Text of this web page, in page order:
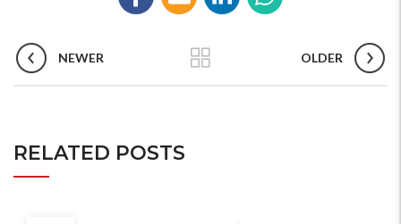
NEWER OLDER
RELATED POSTS